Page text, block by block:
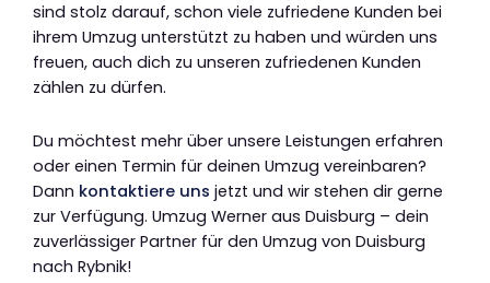
sind stolz darauf, schon viele zufriedene Kunden bei
ihrem Umzug unterstützt zu haben und würden uns
freuen, auch dich zu unseren zufriedenen Kunden
zählen zu dürfen.
Du möchtest mehr über unsere Leistungen erfahren
oder einen Termin für deinen Umzug vereinbaren?
Dann kontaktiere uns jetzt und wir stehen dir gerne
zur Verfügung. Umzug Werner aus Duisburg – dein
zuverlässiger Partner für den Umzug von Duisburg
nach Rybnik!